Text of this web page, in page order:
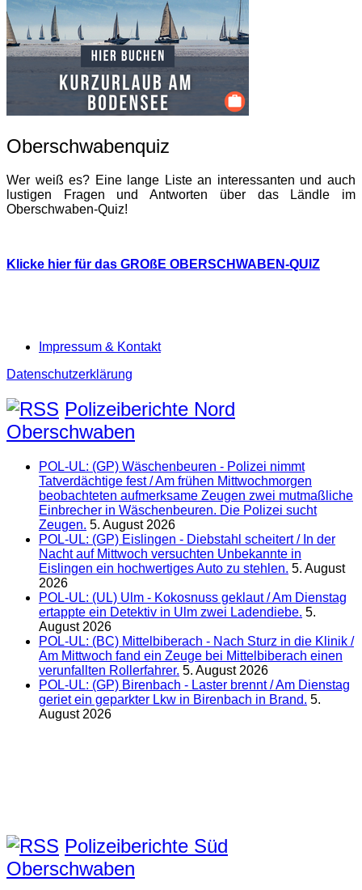
Oberschwabenquiz
Wer weiß es? Eine lange Liste an interessanten und auch
lustigen Fragen und Antworten über das Ländle im
Oberschwaben-Quiz!
Klicke hier für das GROßE OBERSCHWABEN-QUIZ
Impressum & Kontakt
Datenschutzerklärung
Polizeiberichte Nord
Oberschwaben
POL-UL: (GP) Wäschenbeuren - Polizei nimmt
Tatverdächtige fest / Am frühen Mittwochmorgen
beobachteten aufmerksame Zeugen zwei mutmaßliche
Einbrecher in Wäschenbeuren. Die Polizei sucht
Zeugen. 5. August 2026
POL-UL: (GP) Eislingen - Diebstahl scheitert / In der
Nacht auf Mittwoch versuchten Unbekannte in
Eislingen ein hochwertiges Auto zu stehlen. 5. August
2026
POL-UL: (UL) Ulm - Kokosnuss geklaut / Am Dienstag
ertappte ein Detektiv in Ulm zwei Ladendiebe. 5.
August 2026
POL-UL: (BC) Mittelbiberach - Nach Sturz in die Klinik /
Am Mittwoch fand ein Zeuge bei Mittelbiberach einen
verunfallten Rollerfahrer. 5. August 2026
POL-UL: (GP) Birenbach - Laster brennt / Am Dienstag
geriet ein geparkter Lkw in Birenbach in Brand. 5.
August 2026
Polizeiberichte Süd
Oberschwaben